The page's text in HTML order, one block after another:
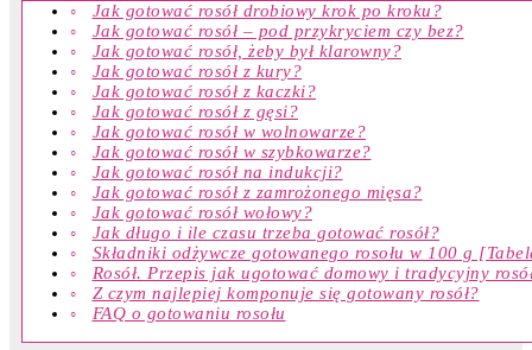
Jak gotować rosół drobiowy krok po kroku?
Jak gotować rosół – pod przykryciem czy bez?
Jak gotować rosół, żeby był klarowny?
Jak gotować rosół z kury?
Jak gotować rosół z kaczki?
Jak gotować rosół z gęsi?
Jak gotować rosół w wolnowarze?
Jak gotować rosół w szybkowarze?
Jak gotować rosół na indukcji?
Jak gotować rosół z zamrożonego mięsa?
Jak gotować rosół wołowy?
Jak długo i ile czasu trzeba gotować rosół?
Składniki odżywcze gotowanego rosołu w 100 g
Rosół. Przepis jak ugotować domowy i tradycyjny
Z czym najlepiej komponuje się gotowany rosół?
FAQ o gotowaniu rosołu